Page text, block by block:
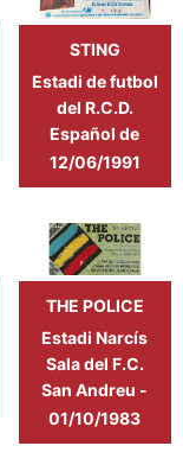
STING
Estadi de futbol
del R.C.D.
Español de
Barcelona
12/06/1991
THE POLICE
Estadi Narcís
Sala del F.C.
San Andreu -
Barcelona
01/10/1983